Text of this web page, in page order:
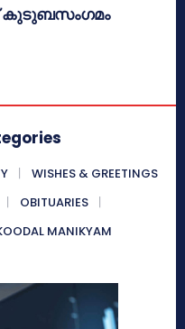
WISHES & GREETINGS
OBITUARIES
MANIKYAM